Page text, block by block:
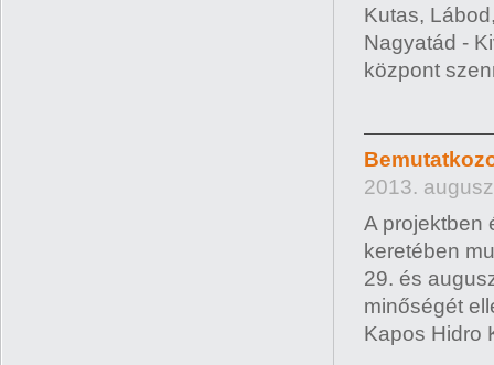
Kutas,
Nagyatád -
központ
2013.
A projektben
keretében
29. és
minőségét
Kapos Hidro